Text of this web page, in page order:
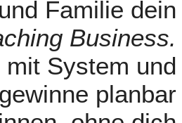
Familie dein
Business.
System und
gewinne planbar